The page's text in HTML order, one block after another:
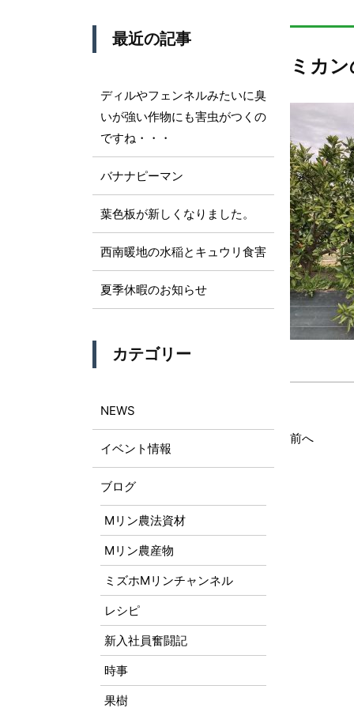
ミカ
前へ
最近の記事
ディルやフェンネルみたいに臭
いが強い作物にも害虫がつくの
ですね・・・
バナナピーマン
葉色板が新しくなりました。
西南暖地の水稲とキュウリ食害
夏季休暇のお知らせ
カテゴリー
NEWS
イベント情報
ブログ
Mリン農法資材
Mリン農産物
ミズホMリンチャンネル
レシピ
新入社員奮闘記
時事
果樹